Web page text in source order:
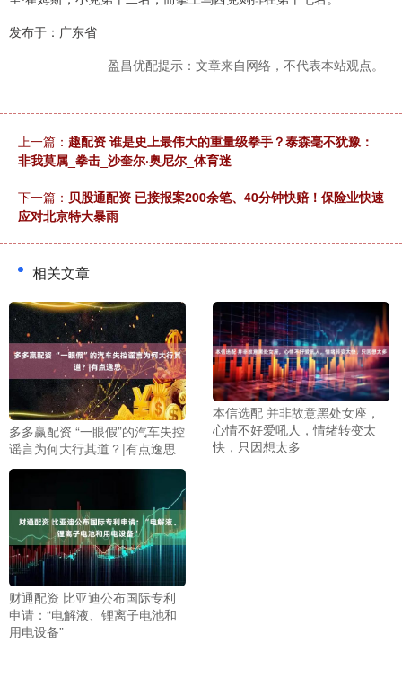
发布于：广东省
盈昌优配提示：文章来自网络，不代表本站观点。
上一篇： 趣配资 谁是史上最伟大的重量级拳手？泰森毫不犹豫：
非我莫属_拳击_沙奎尔·奥尼尔_体育迷
下一篇： 贝股通配资 已接报案200余笔、40分钟快赔！保险业快速
应对北京特大暴雨
相关文章
多多赢配资 “一眼假”的汽车失控
谣言为何大行其道？|有点逸思
本信选配 并非故意黑处女座，
心情不好爱吼人，情绪转变太
快，只因想太多
财通配资 比亚迪公布国际专利
申请：“电解液、锂离子电池和
用电设备”